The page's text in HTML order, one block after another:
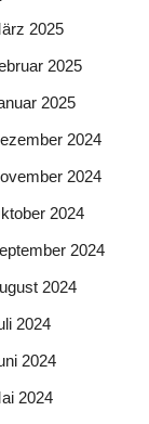
2025
2025
2025
2024
2024
2024
2024
2024
2024
2024
2024